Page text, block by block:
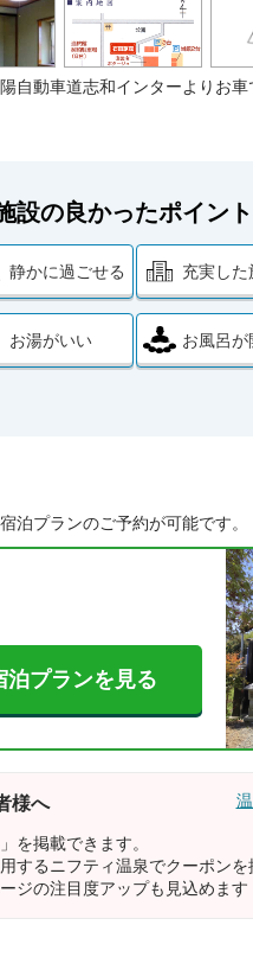
自動車道志和インターよりお
設の良かったポイン
静かに過ごせる 充実した
お湯がいい お風呂が
泊プランのご予約が可能です。
泊プランを見る
様へ
を掲載できます。
するニフティ温泉でクーポンを
ジの注目度アップも見込めます